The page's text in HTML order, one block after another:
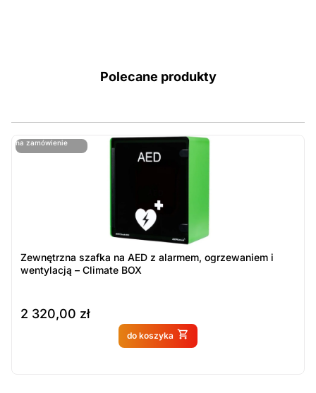
Polecane produkty
na zamówienie
ostatnie sztuki
Zewnętrzna szafka na AED z alarmem, ogrzewaniem i
wentylacją – Climate BOX
2 320,00 zł
do koszyka
Produkt dostępny na